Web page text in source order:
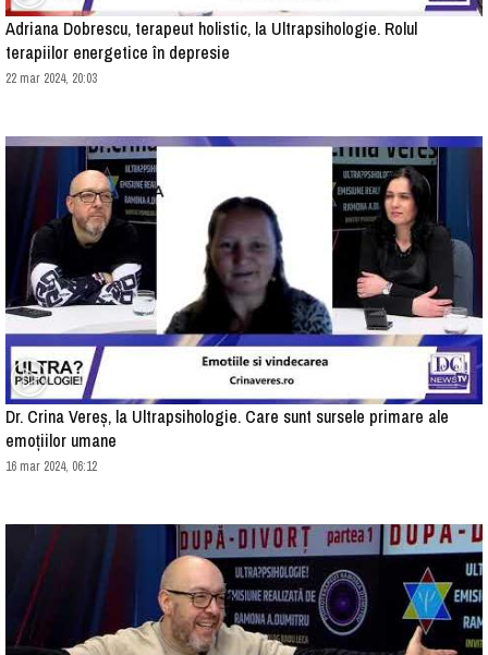
Adriana Dobrescu, terapeut holistic, la Ultrapsihologie. Rolul
terapiilor energetice în depresie
22 mar 2024, 20:03
Dr. Crina Vereș, la Ultrapsihologie. Care sunt sursele primare ale
emoțiilor umane
16 mar 2024, 06:12